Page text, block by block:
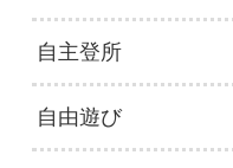
自主登所
自由遊び